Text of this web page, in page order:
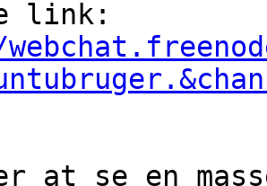
at se en